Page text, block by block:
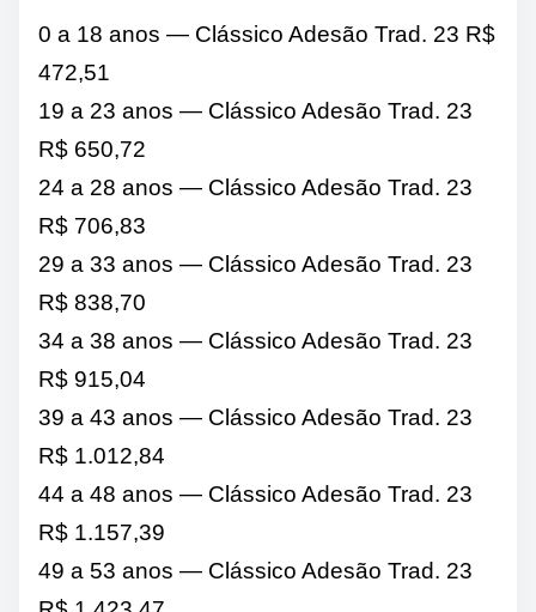
0 a 18 anos — Clássico Adesão Trad. 23 R$
472,51
19 a 23 anos — Clássico Adesão Trad. 23
R$ 650,72
24 a 28 anos — Clássico Adesão Trad. 23
R$ 706,83
29 a 33 anos — Clássico Adesão Trad. 23
R$ 838,70
34 a 38 anos — Clássico Adesão Trad. 23
R$ 915,04
39 a 43 anos — Clássico Adesão Trad. 23
R$ 1.012,84
44 a 48 anos — Clássico Adesão Trad. 23
R$ 1.157,39
49 a 53 anos — Clássico Adesão Trad. 23